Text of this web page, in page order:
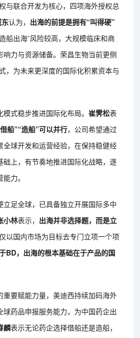
与联合开发为核心，四项海外授权总
东认为， 出海的前提是拥有“叫得硬”
船出海”风险较高，大规模临床和商
响力与资源储备。荣昌生物当前更侧
，为未来更深度的国际化积累资本与
模式稳步推进国际化布局。崔霁松表
船”“造船”可以并行，公司希望通过
全球开发和运营经验，在保持稳健经
础上，有节奏地推进国际化战略，逐
力。
立足全球，已具备独立开展国际多中
小林表示， 出海并非选择题，而是立
以国内市场为目标去专门立项一个项
BD，出海的根本基础在于产品的国
重要赋能力量，美迪西持续加码海外
球药品申报服务能力，为中国药企出
麟表示无论药企选择借船还是造船，